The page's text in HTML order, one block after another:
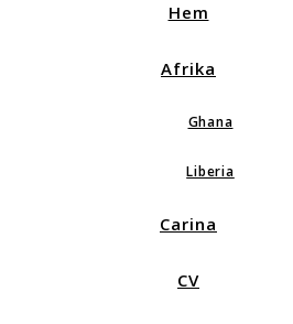
Hem
Afrika
Ghana
Liberia
Carina
CV